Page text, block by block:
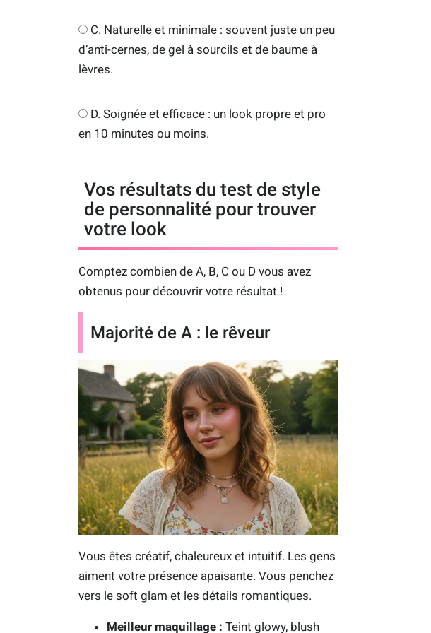
C. Naturelle et minimale : souvent juste un peu
d’anti-cernes, de gel à sourcils et de baume à
lèvres.
D. Soignée et efficace : un look propre et pro
en 10 minutes ou moins.
Vos résultats du test de style
de personnalité pour trouver
votre look
Comptez combien de A, B, C ou D vous avez
obtenus pour découvrir votre résultat !
Majorité de A : le rêveur
Vous êtes créatif, chaleureux et intuitif. Les gens
aiment votre présence apaisante. Vous penchez
vers le soft glam et les détails romantiques.
Meilleur maquillage : Teint glowy, blush